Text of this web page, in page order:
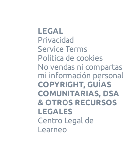
LEGAL
Privacidad
Service Terms
Política de cookies
No vendas ni compartas
mi información personal
COPYRIGHT, GUÍAS
COMUNITARIAS, DSA
& OTROS RECURSOS
LEGALES
Centro Legal de
Learneo